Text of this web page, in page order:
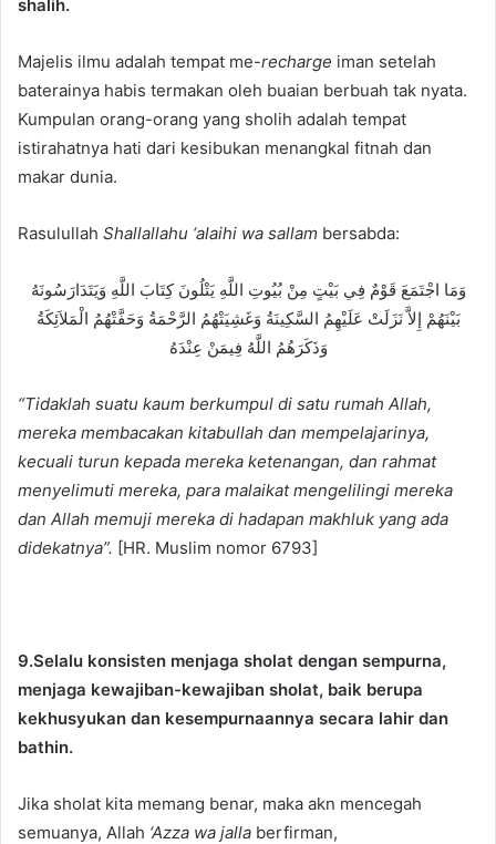
shalih.
Majelis ilmu adalah tempat me-recharge iman setelah
baterainya habis termakan oleh buaian berbuah tak nyata.
Kumpulan orang-orang yang sholih adalah tempat
istirahatnya hati dari kesibukan menangkal fitnah dan
makar dunia.
Rasulullah Shallallahu ‘alaihi wa sallam bersabda:
وَمَا اجْتَمَعَ قَوْمٌ فِي بَيْتٍ مِنْ بُيُوتِ اللَّهِ يَتْلُونَ كِتَابَ اللَّهِ وَيَتَدَارَسُونَهُ
بَيْنَهُمْ إِلاَّ نَزَلَتْ عَلَيْهِمُ السَّكِينَةُ وَغَشِيَتْهُمُ الرَّحْمَةُ وَحَفَّتْهُمُ الْمَلاَئِكَةُ
وَذَكَرَهُمُ اللَّهُ فِيمَنْ عِنْدَهُ
“Tidaklah suatu kaum berkumpul di satu rumah Allah,
mereka membacakan kitabullah dan mempelajarinya,
kecuali turun kepada mereka ketenangan, dan rahmat
menyelimuti mereka, para malaikat mengelilingi mereka
dan Allah memuji mereka di hadapan makhluk yang ada
didekatnya”. [HR. Muslim nomor 6793]
9.Selalu konsisten menjaga sholat dengan sempurna,
menjaga kewajiban-kewajiban sholat, baik berupa
kekhusyukan dan kesempurnaannya secara lahir dan
bathin.
Jika sholat kita memang benar, maka akn mencegah
semuanya, Allah ‘Azza wa jalla berfirman,